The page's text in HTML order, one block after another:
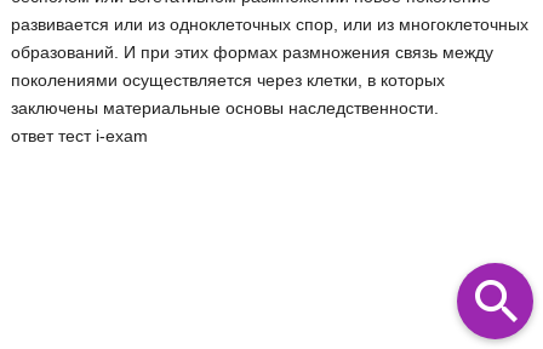
развивается или из одноклеточных спор, или из многоклеточных
образований. И при этих формах размножения связь между
поколениями осуществляется через клетки, в которых
заключены материальные основы наследственности.
ответ тест i-exam